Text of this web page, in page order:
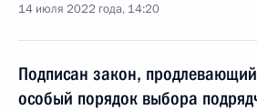
14 июля 2022 года, 14:20
Подписан закон,
особый порядок выбора